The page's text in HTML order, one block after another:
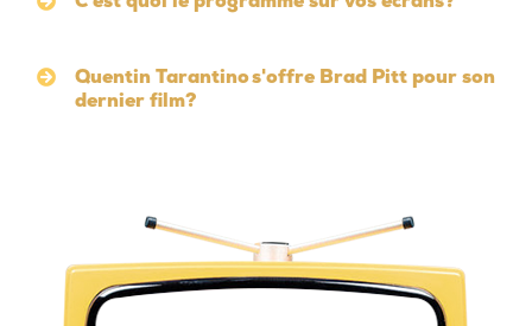
Quentin Tarantino s'offre Brad Pitt pour son
dernier film?